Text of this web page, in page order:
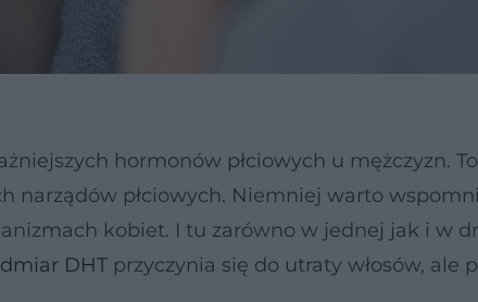
hormonów płciowych u mężczyzn.
narządów płciowych. Niemniej warto
kobiet. I tu zarówno w jednej jak i w
DHT przyczynia się do utraty włosów, ale